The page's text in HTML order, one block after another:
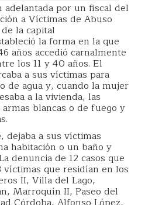
adelantada por un fiscal del
a Víctimas de Abuso
la capital
la forma en la que
años accedió carnalmente
los 11 y 40 años. El
a sus víctimas para
de agua y, cuando la mujer
a la vivienda, las
armas blancas o de fuego y
dejaba a sus víctimas
habitación o un baño y
denuncia de 12 casos que
víctimas que residían en los
II, Villa del Lago,
Marroquín II, Paseo del